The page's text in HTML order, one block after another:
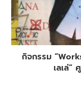
กิจกรรม
เลเล่”